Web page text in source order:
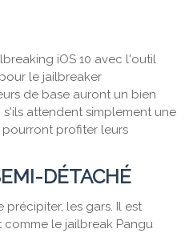
iOS 10 avec l'outil
le jailbreaker
de base auront un bien
attendent simplement une
pourront profiter leurs
DÉTACHÉ
précipiter, les gars. Il est
le jailbreak Pangu